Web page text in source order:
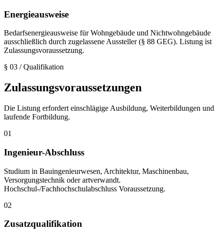
Energieausweise
Bedarfsenergieausweise für Wohngebäude und Nichtwohngebäude
ausschließlich durch zugelassene Aussteller (§ 88 GEG). Listung ist
Zulassungsvoraussetzung.
§ 03 /Qualifikation
Zulassungsvoraussetzungen
Die Listung erfordert einschlägige Ausbildung, Weiterbildungen und
laufende Fortbildung.
01
Ingenieur-Abschluss
Studium in Bauingenieurwesen, Architektur, Maschinenbau,
Versorgungstechnik oder artverwandt.
Hochschul-/Fachhochschulabschluss Voraussetzung.
02
Zusatzqualifikation